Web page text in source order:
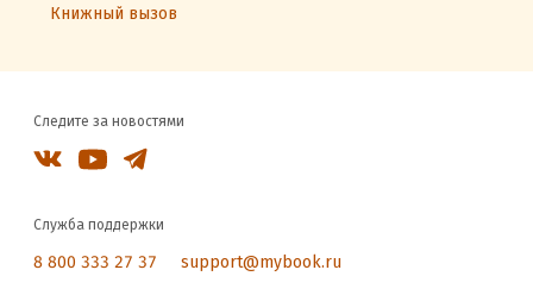
Книжный вызов
Следите за новостями
Служба поддержки
8 800 333 27 37 support@mybook.ru